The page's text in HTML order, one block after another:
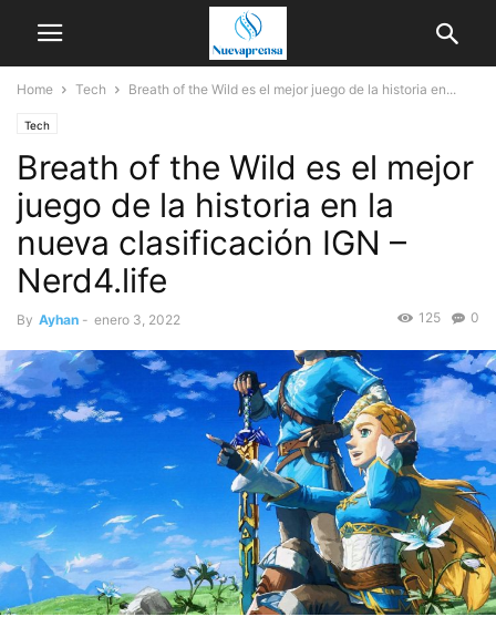
Home Tech Breath of the Wild es el mejor juego de la historia en...
Tech
Breath of the Wild es el mejor
juego de la historia en la
nueva clasificación IGN –
Nerd4.life
By Ayhan - enero 3, 2022 0
125